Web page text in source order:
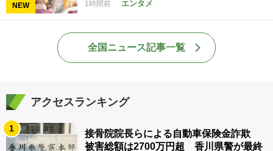
NEW 1時間前 エンタメ
全国ニュース記事一覧
アクセスランキング
1
接骨院院長らによる自動車保険金詐欺
被害総額は2700万円超 香川県警が最終